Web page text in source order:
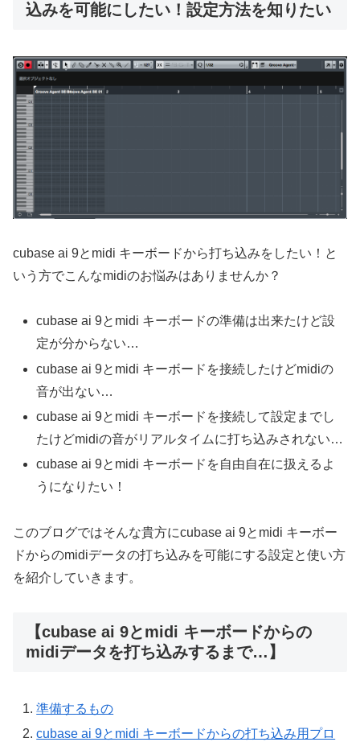
込みを可能にしたい！設定方法を知りたい
cubase ai 9とmidi キーボードから打ち込みをしたい！と
いう方でこんなmidiのお悩みはありませんか？
cubase ai 9とmidi キーボードの準備は出来たけど設
定が分からない…
cubase ai 9とmidi キーボードを接続したけどmidiの
音が出ない…
cubase ai 9とmidi キーボードを接続して設定までし
たけどmidiの音がリアルタイムに打ち込みされない…
cubase ai 9とmidi キーボードを自由自在に扱えるよ
うになりたい！
このブログではそんな貴方にcubase ai 9とmidi キーボー
ドからのmidiデータの打ち込みを可能にする設定と使い方
を紹介していきます。
【cubase ai 9とmidi キーボードからの
midiデータを打ち込みするまで…】
準備するもの
cubase ai 9とmidi キーボードからの打ち込み用プロ